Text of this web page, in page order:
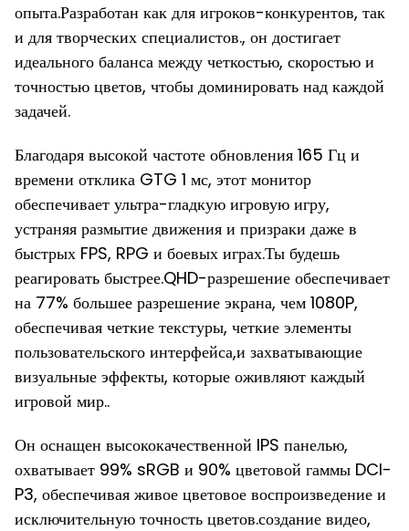
опыта.Разработан как для игроков-конкурентов, так
и для творческих специалистов., он достигает
идеального баланса между четкостью, скоростью и
точностью цветов, чтобы доминировать над каждой
задачей.
Благодаря высокой частоте обновления 165 Гц и
времени отклика GTG 1 мс, этот монитор
обеспечивает ультра-гладкую игровую игру,
устраняя размытие движения и призраки даже в
быстрых FPS, RPG и боевых играх.Ты будешь
реагировать быстрее.QHD-разрешение обеспечивает
на 77% большее разрешение экрана, чем 1080P,
обеспечивая четкие текстуры, четкие элементы
пользовательского интерфейса,и захватывающие
визуальные эффекты, которые оживляют каждый
игровой мир..
Он оснащен высококачественной IPS панелью,
охватывает 99% sRGB и 90% цветовой гаммы DCI-
P3, обеспечивая живое цветовое воспроизведение и
исключительную точность цветов.создание видео,